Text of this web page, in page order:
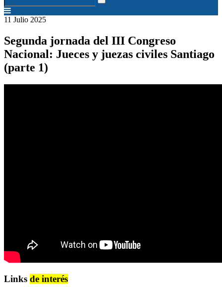
11 Julio 2025
Segunda jornada del III Congreso
Nacional: Jueces y juezas civiles Santiago
(parte 1)
Links de interés